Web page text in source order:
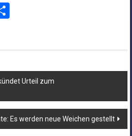
Teilen
Urteil zum
Es werden neue Weichen gestellt